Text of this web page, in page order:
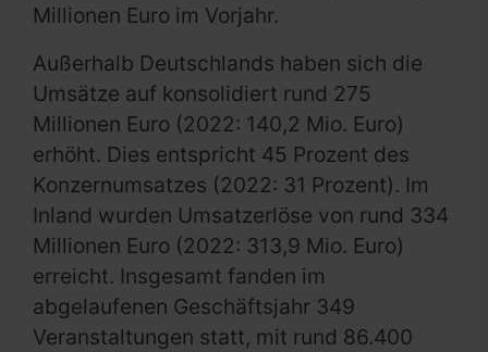
Millionen Euro im Vorjahr.
Außerhalb Deutschlands haben sich die
Umsätze auf konsolidiert rund 275
Millionen Euro (2022: 140,2 Mio. Euro)
erhöht. Dies entspricht 45 Prozent des
Konzernumsatzes (2022: 31 Prozent). Im
Inland wurden Umsatzerlöse von rund 334
Millionen Euro (2022: 313,9 Mio. Euro)
erreicht. Insgesamt fanden im
abgelaufenen Geschäftsjahr 349
Veranstaltungen statt, mit rund 86.400